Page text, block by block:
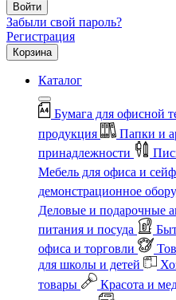
Войти
Забыли свой пароль?
Регистрация
Корзина
Каталог
Бумага для офисной
продукция
Папки и
принадлежности
Мебель для офиса и
демонстрационное
Деловые и подарочные
питания и посуда
офиса и торговли
для школы и детей
товары
Красота и